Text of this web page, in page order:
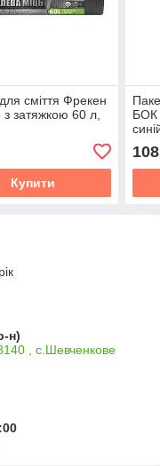
смiття Фрекен
затяжкою 60 л,
Купити
БОК
108
н)
, с.Шевченкове